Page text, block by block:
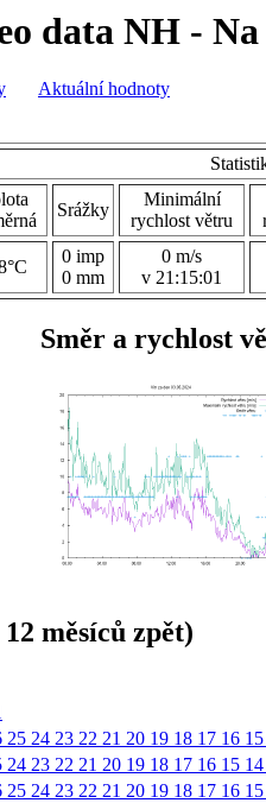
data NH - Na
Aktuální hodnoty
Srážky
Minimální
rychlost větru
0 imp
0 mm
0 m/s
v 21:15:01
Směr a rychlost
měsíců zpět)
25 24 23 22 21 20 19 18 17 16
24 23 22 21 20 19 18 17 16 15
25 24 23 22 21 20 19 18 17 16